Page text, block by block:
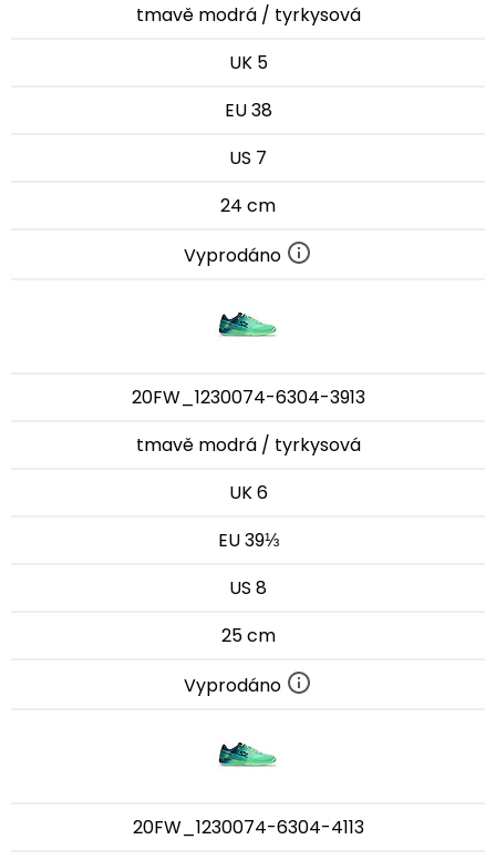
tmavě modrá / tyrkysová
UK 5
EU 38
US 7
24 cm
Vyprodáno
20FW_1230074-6304-3913
tmavě modrá / tyrkysová
UK 6
EU 39⅓
US 8
25 cm
Vyprodáno
20FW_1230074-6304-4113